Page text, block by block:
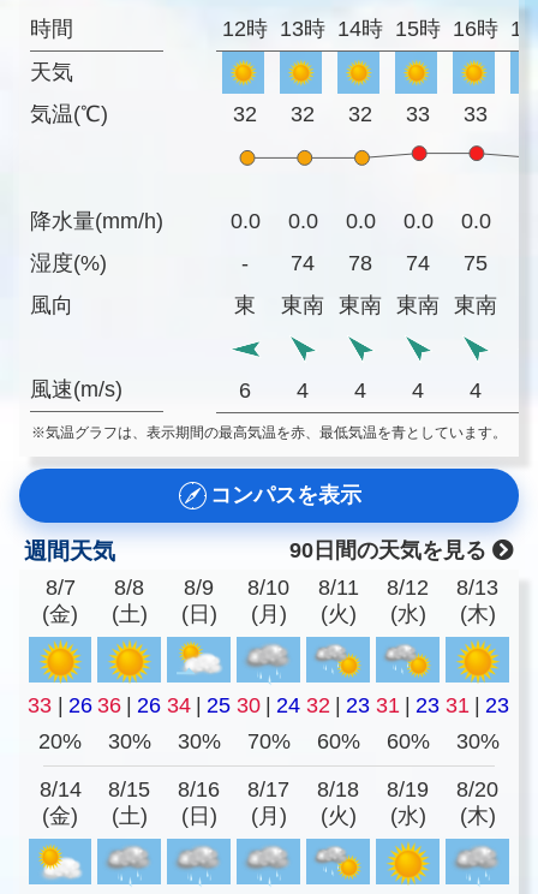
時間
天気
気温(℃)
降水量(mm/h)
湿度(%)
風向
風速(m/s)
12時 13時 14時 15時 16時
32 32 32 33 33
0.0 0.0 0.0 0.0 0.0
-
74 78 74 75
東
東南 東南 東南 東南
6 4 4 4 4
※気温グラフは、表示期間の最高気温を赤、最低気温を青としています。
コンパスを表示
週間天気
90日間の天気を見る
8/7
(金)
8/8
(土)
8/9
(日)
8/10
(月)
8/11
(火)
8/12
(水)
8/13
(木)
33 26 36 26 34 25 30 24 32 23 31 23 31
23
20%
30% 30% 70% 60% 60% 30%
8/14
(金)
8/15
(土)
8/16
(日)
8/17
(月)
8/18
(火)
8/19
(水)
8/20
(木)